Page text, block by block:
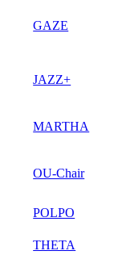
GAZE
JAZZ+
MARTHA
OU-Chair
POLPO
THETA